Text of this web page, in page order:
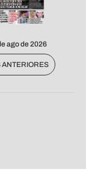
ago de 2026
ANTERIORES